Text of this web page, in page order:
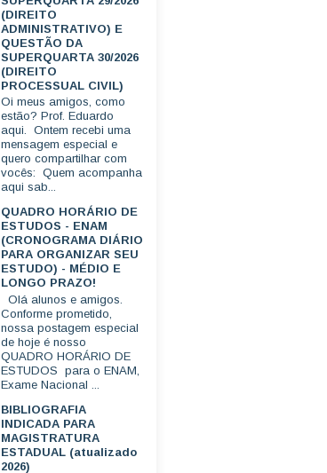
(DIREITO
ADMINISTRATIVO) E
QUESTÃO DA
SUPERQUARTA 30/2026
(DIREITO
PROCESSUAL CIVIL)
Oi meus amigos, como
estão? Prof. Eduardo
aqui. Ontem recebi uma
mensagem especial e
quero compartilhar com
vocês: Quem acompanha
aqui sab...
QUADRO HORÁRIO DE
ESTUDOS - ENAM
(CRONOGRAMA DIÁRIO
PARA ORGANIZAR SEU
ESTUDO) - MÉDIO E
LONGO PRAZO!
Olá alunos e amigos.
Conforme prometido,
nossa postagem especial
de hoje é nosso
QUADRO HORÁRIO DE
ESTUDOS para o ENAM,
Exame Nacional ...
BIBLIOGRAFIA
INDICADA PARA
MAGISTRATURA
ESTADUAL (atualizado
2026)